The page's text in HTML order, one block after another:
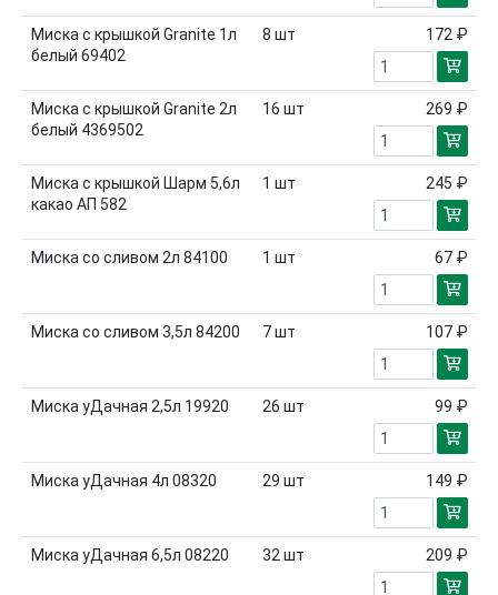
Миска с крышкой Granite 1л
белый 69402
8 шт 172 ₽
Миска с крышкой Granite 2л
белый 4369502
16 шт 269 ₽
Миска с крышкой Шарм 5,6л
какао АП 582
1 шт 245 ₽
Миска со сливом 2л 84100 1 шт 67 ₽
Миска со сливом 3,5л 84200 7шт 107 ₽
Миска уДачная 2,5л 19920 26 шт 99 ₽
Миска уДачная 4л 08320 29 шт 149 ₽
Миска уДачная 6,5л 08220 32 шт 209 ₽